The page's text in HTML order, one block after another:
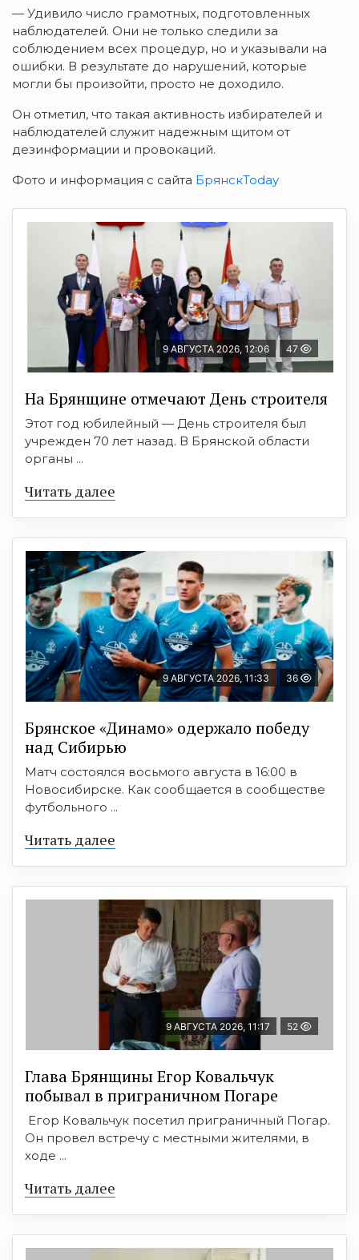
— Удивило число грамотных, подготовленных
наблюдателей. Они не только следили за
соблюдением всех процедур, но и указывали на
ошибки. В результате до нарушений, которые
могли бы произойти, просто не доходило.
Он отметил, что такая активность избирателей и
наблюдателей служит надежным щитом от
дезинформации и провокаций.
Фото и информация с сайта БрянскToday
9 АВГУСТА 2026, 12:06 47
На Брянщине отмечают День строителя
Этот год юбилейный — День строителя был
учрежден 70 лет назад. В Брянской области
органы ...
Читать далее
9 АВГУСТА 2026, 11:33 36
Брянское «Динамо» одержало победу
над Сибирью
Матч состоялся восьмого августа в 16:00 в
Новосибирске. Как сообщается в сообществе
футбольного ...
Читать далее
9 АВГУСТА 2026, 11:17 52
Глава Брянщины Егор Ковальчук
побывал в приграничном Погаре
Егор Ковальчук посетил приграничный Погар.
Он провел встречу с местными жителями, в
ходе ...
Читать далее